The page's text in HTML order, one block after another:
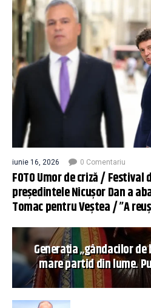
iunie 16, 2026 0 Comentariu
FOTO Umor de criză / Festival
președintele Nicușor Dan a
Tomac pentru Veștea / ”A
Generația „gândacilor de
mare partid din lume.